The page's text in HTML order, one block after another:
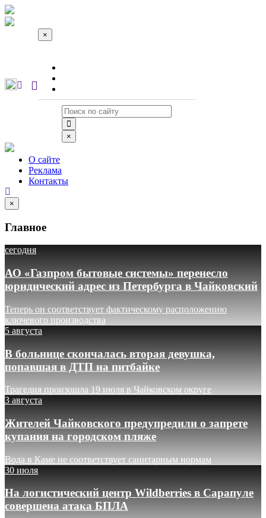
×
×
О сайте
Реклама
Контакты
×
Главное
сегодня
АО «Газпром бытовые системы» перенесло
юридический адрес из Петербурга в Чайковский
Теперь он соответствует фактическому расположению
ключевого производства
5 августа
В больнице скончалась вторая девушка,
попавшая в ДТП на питбайке
Трагедия произошла 19 июля в Чайковском округе
3 августа
Жителей Чайковского предупредили о запрете
купания на городском пляже
Вода в Каме не соответствует санитарным нормам
30 июля
На логистический центр Wildberries в Сарапуле
совершена атака БПЛА